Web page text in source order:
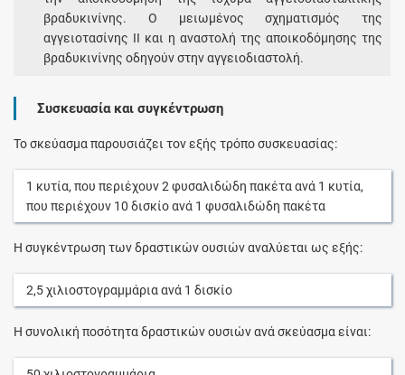
βραδυκινίνης. Ο μειωμένος σχηματισμός της
αγγειοτασίνης ΙΙ και η αναστολή της αποικοδόμησης της
βραδυκινίνης οδηγούν στην αγγειοδιαστολή.
Συσκευασία και συγκέντρωση
Το σκεύασμα παρουσιάζει τον εξής τρόπο συσκευασίας:
1 κυτία, που περιέχουν2 φυσαλιδώδη πακέταανά 1 κυτία,
που περιέχουν 10 δισκίοανά 1 φυσαλιδώδη πακέτα
Η συγκέντρωση των δραστικών ουσιών αναλύεται ως εξής:
2,5χιλιοστογραμμάριαανά 1 δισκίο
Η συνολική ποσότητα δραστικών ουσιών ανά σκεύασμα είναι: